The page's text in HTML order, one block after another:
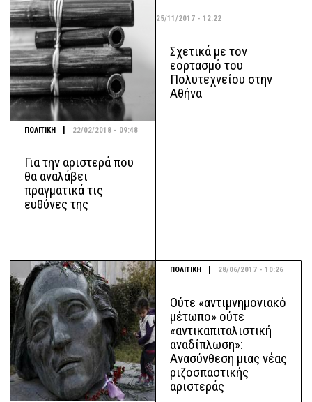
ΠΟΛΙΤΙΚΗ | 22/02/2018 - 09:48
Για την αριστερά που
θα αναλάβει
πραγματικά τις
ευθύνες της
25/11/2017 - 12:22
Σχετικά με τον
εορτασμό του
Πολυτεχνείου στην
Αθήνα
ΠΟΛΙΤΙΚΗ 28/06/2017 - 10:26
Ούτε «αντιμνημονιακό
μέτωπο» ούτε
«αντικαπιταλιστική
αναδίπλωση»:
Ανασύνθεση μιας νέας
ριζοσπαστικής
αριστεράς